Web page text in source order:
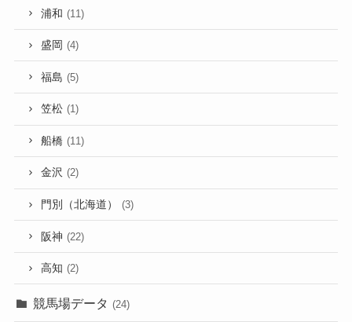
浦和 (11)
盛岡 (4)
福島 (5)
笠松 (1)
船橋 (11)
金沢 (2)
門別（北海道） (3)
阪神 (22)
高知 (2)
競馬場データ (24)